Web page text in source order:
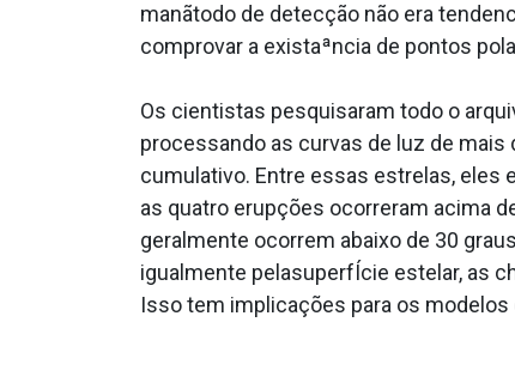
manãtodo de detecção não era
comprovar a existaªncia de pontos
Os cientistas pesquisaram todo o
processando as curvas de luz de
cumulativo. Entre essas estrelas, eles
as quatro erupções ocorreram acima
geralmente ocorrem abaixo de 30
igualmente pelasuperfÍcie estelar, as
Isso tem implicações para os